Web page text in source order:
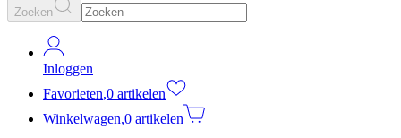
Zoeken
Inloggen
Favorieten,0 artikelen
Winkelwagen,0 artikelen